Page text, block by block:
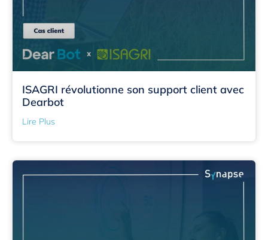
ISAGRI révolutionne son support client avec
Dearbot
Lire Plus